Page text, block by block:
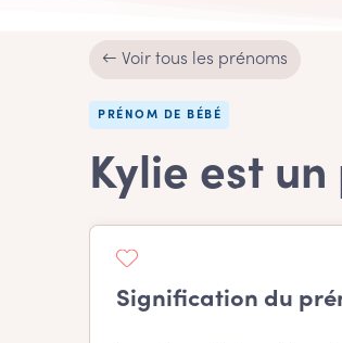
← Voir tous les prénoms
PRÉNOM DE BÉBÉ
Kylie est
Signification du